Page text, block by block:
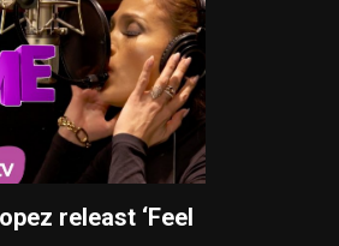
releast ‘Feel